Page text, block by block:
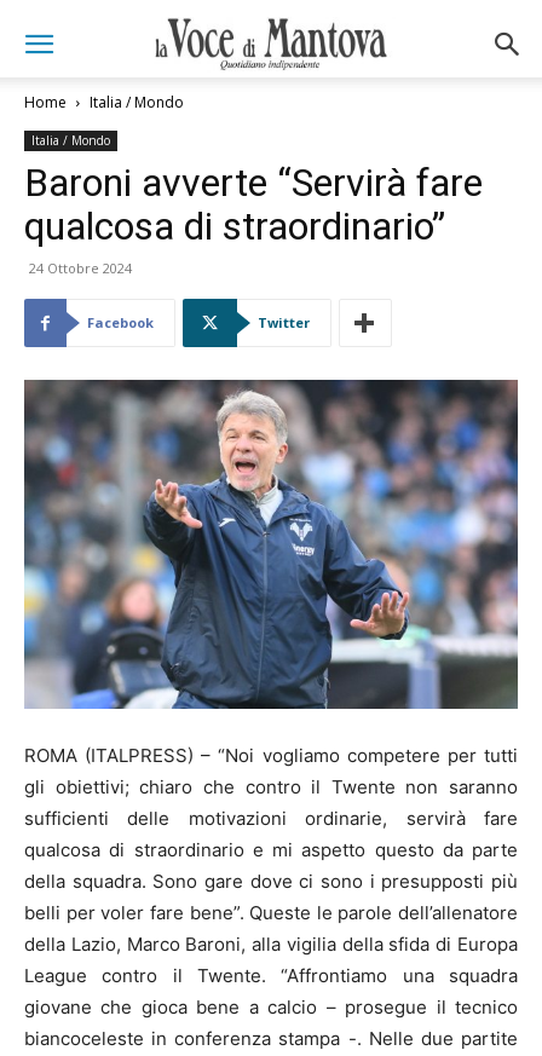
Home Italia / Mondo
Italia / Mondo
Baroni avverte “Servirà fare
qualcosa di straordinario”
24 Ottobre 2024
Facebook Twitter
ROMA (ITALPRESS) – “Noi vogliamo competere per tutti
gli obiettivi; chiaro che contro il Twente non saranno
sufficienti delle motivazioni ordinarie, servirà fare
qualcosa di straordinario e mi aspetto questo da parte
della squadra. Sono gare dove ci sono i presupposti più
belli per voler fare bene”. Queste le parole dell’allenatore
della Lazio, Marco Baroni, alla vigilia della sfida di Europa
League contro il Twente. “Affrontiamo una squadra
giovane che gioca bene a calcio – prosegue il tecnico
biancoceleste in conferenza stampa -. Nelle due partite